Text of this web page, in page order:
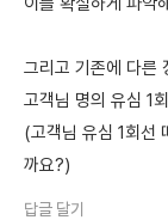
그리고 기존에 다른
고객님 명의 유심 1
(고객님 유심 1회선
까요?)
답글 달기